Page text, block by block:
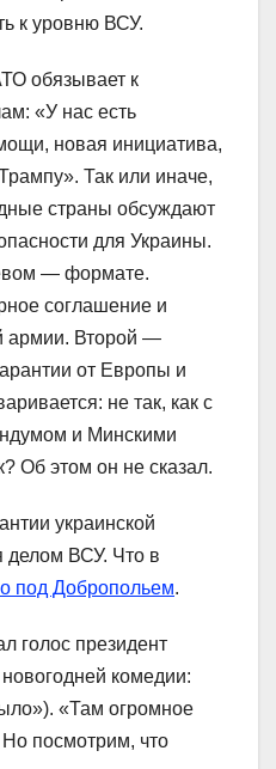
к уровню ВСУ.
обязывает к
«У нас есть
новая инициатива,
Так или иначе,
страны обсуждают
для Украины.
— формате.
соглашение и
армии. Второй —
от Европы и
не так, как с
и Минскими
Об этом он не сказал.
украинской
делом ВСУ. Что в
под Добропольем.
голос президент
комедии:
«Там огромное
Но посмотрим, что